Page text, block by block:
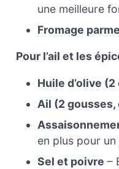
une meilleure
Fromage
Pour l’ail et les
Huile d’olive
Ail (2
en plus pour
Sel et poivre –